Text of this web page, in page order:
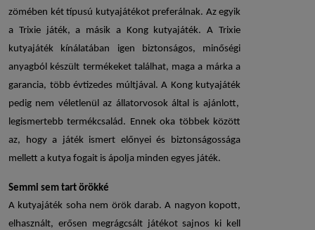
zömében két típusú kutyajátékot preferálnak. Az egyik
a Trixie játék, a másik a Kong kutyajáték. ATrixie
kutyajáték kínálatában igen biztonságos, minőségi
anyagból készült termékeket találhat, maga a márka a
garancia, több évtizedes múltjával. A Kong kutyajáték
pedig nem véletlenül az állatorvosok által is ajánlott,
legismertebb termékcsalád. Ennek oka többek között
az, hogy a játék ismert előnyei és biztonságossága
mellett a kutya fogait is ápolja minden egyes játék.
Semmi sem tart örökké
A kutyajáték soha nem örök darab. A nagyon kopott,
elhasznált, erősen megrágcsált játékot sajnos ki kell